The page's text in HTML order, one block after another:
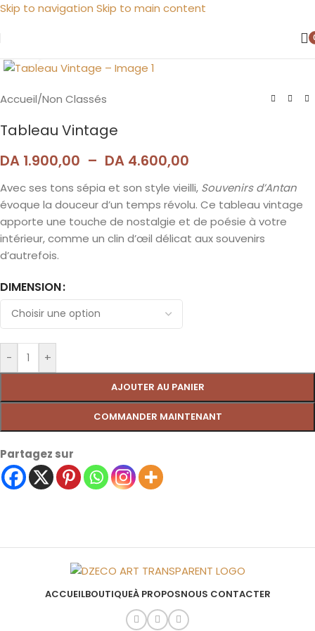
Skip to navigation Skip to main content
Accueil/Non Classés
Tableau Vintage
DA 1.900,00 – DA 4.600,00
Avec ses tons sépia et son style vieilli, Souvenirs d’Antan
évoque la douceur d’un temps révolu. Ce tableau vintage
apporte une touche de nostalgie et de poésie à votre
intérieur, comme un clin d’œil délicat aux souvenirs
d’autrefois.
DIMENSION
- +
AJOUTER AU PANIER
COMMANDER MAINTENANT
Partagez sur
ACCUEILBOUTIQUEÀ PROPOSNOUS CONTACTER